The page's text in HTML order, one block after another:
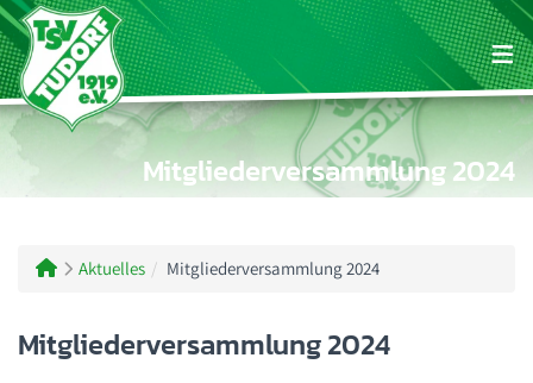
Zum Inhalt wechseln
Zum Footer wechseln
Mitgliederversammlung 2024
Aktuelles Mitgliederversammlung 2024
Mitgliederversammlung 2024
Kursangebote
Vorstand
Mitgliedschaft
Fussball
1. Herren
2. Herren
Basketball
Herren
Jugend
Sportpark Lohnkämpen
Vermietung Sportheim